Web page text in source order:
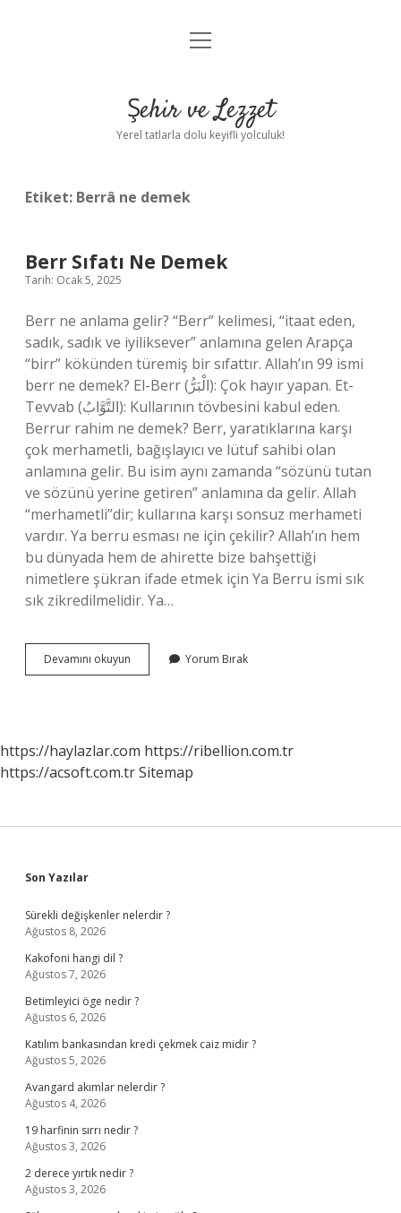
Anasayfa
Yasal Uyarı
menüyü
Şehir ve Lezzet
Yerel tatlarla dolu keyifli yolculuk!
Etiket: Berrâ ne demek
Berr Sıfatı Ne Demek
Tarih: Ocak 5, 2025
Berr ne anlama gelir? “Berr” kelimesi, “itaat eden,
sadık, sadık ve iyiliksever” anlamına gelen Arapça
“birr” kökünden türemiş bir sıfattır. Allah’ın 99 ismi
berr ne demek? El-Berr (الْبَرُّ): Çok hayır yapan. Et-
Tevvab (التَّوَّابُ): Kullarının tövbesini kabul eden.
Berrur rahim ne demek? Berr, yaratıklarına karşı
çok merhametli, bağışlayıcı ve lütuf sahibi olan
anlamına gelir. Bu isim aynı zamanda “sözünü tutan
ve sözünü yerine getiren” anlamına da gelir. Allah
“merhametli”dir; kullarına karşı sonsuz merhameti
vardır. Ya berru esması ne için çekilir? Allah’ın hem
bu dünyada hem de ahirette bize bahşettiği
nimetlere şükran ifade etmek için Ya Berru ismi sık
sık zikredilmelidir. Ya…
Devamını okuyun
Sıfatı
Yorum Bırak
https://haylazlar.com https://ribellion.com.tr
https://acsoft.com.trSitemap
Sidebar
Son Yazılar
Sürekli değişkenler nelerdir ?
Ağustos 8, 2026
Kakofoni hangi dil ?
Ağustos 7, 2026
Betimleyici öge nedir ?
Ağustos 6, 2026
Katılım bankasından kredi çekmek caiz midir ?
Ağustos 5, 2026
Avangard akımlar nelerdir ?
Ağustos 4, 2026
19 harfinin sırrı nedir ?
Ağustos 3, 2026
2 derece yırtık nedir ?
Ağustos 3, 2026